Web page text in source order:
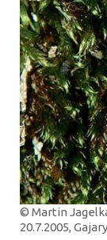
© Martin
20.7.2005,